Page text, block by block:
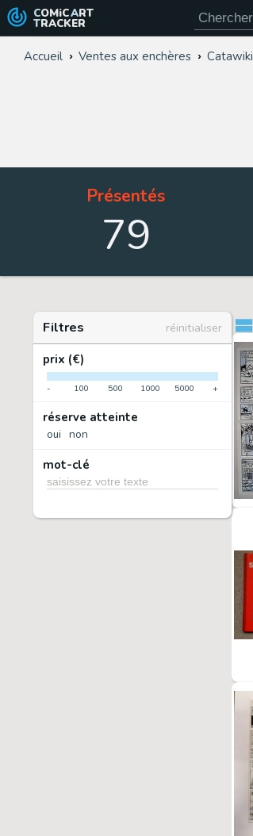
COMiC ART
TRACKER
Accueil Ventes aux enchères Catawiki
Présentés
79
Filtres
réinitialiser
prix (€)
- 100 500 1000 5000 +
réserve atteinte
oui non
mot-clé